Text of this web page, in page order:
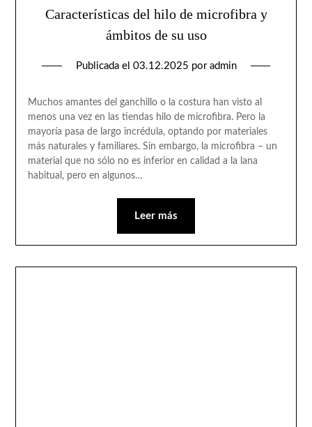
Características del hilo de microfibra y
ámbitos de su uso
Publicada el 03.12.2025 por admin
Muchos amantes del ganchillo o la costura han visto al
menos una vez en las tiendas hilo de microfibra. Pero la
mayoría pasa de largo incrédula, optando por materiales
más naturales y familiares. Sin embargo, la microfibra – un
material que no sólo no es inferior en calidad a la lana
habitual, pero en algunos…
Leer más